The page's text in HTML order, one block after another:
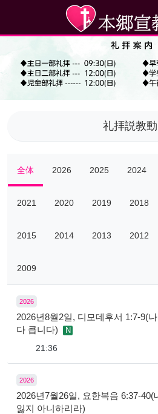
礼拝説教
全体 2026 2025 2024
2021 2020 2019 2018
2015 2014 2013 2012
2009
2026
2026년8월2일, 디모데후서 1:7-9(
다 큽니다)
N
21:36
2026
2026년7월26일, 요한복음 6:37-40(
잃지 아니하리라)